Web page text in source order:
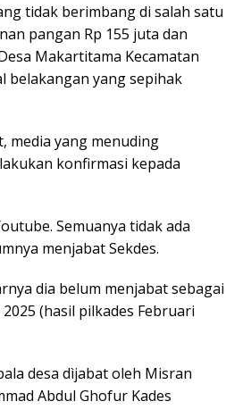
tidak berimbang di salah satu
pangan Rp 155 juta dan
Makartitama Kecamatan
belakangan yang sepihak
media yang menuding
konfirmasi kepada
Semuanya tidak ada
menjabat Sekdes.
dia belum menjabat sebagai
(hasil pilkades Februari
desa dìjabat oleh Misran
Abdul Ghofur Kades